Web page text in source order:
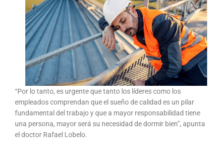
“Por lo tanto, es urgente que tanto los líderes como los
empleados comprendan que el sueño de calidad es un pilar
fundamental del trabajo y que a mayor responsabilidad tiene
una persona, mayor será su necesidad de dormir bien”, apunta
el doctor Rafael Lobelo.